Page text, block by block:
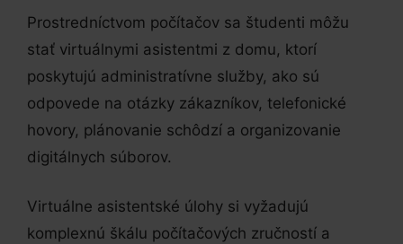
Prostredníctvom počítačov sa študenti môžu
stať virtuálnymi asistentmi z domu, ktorí
poskytujú administratívne služby, ako sú
odpovede na otázky zákazníkov, telefonické
hovory, plánovanie schôdzí a organizovanie
digitálnych súborov.
Virtuálne asistentské úlohy si vyžadujú
komplexnú škálu počítačových zručností a